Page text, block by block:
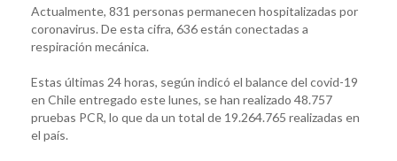
Actualmente, 831 personas permanecen hospitalizadas por
coronavirus. De esta cifra, 636 están conectadas a
respiración mecánica.
Estas últimas 24 horas, según indicó el balance del covid-19
en Chile entregado este lunes, se han realizado 48.757
pruebas PCR, lo que da un total de 19.264.765 realizadas en
el país.